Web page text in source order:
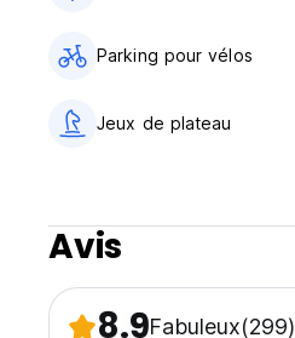
Parking pour vélos
Jeux de plateau
Avis
8.9Fabuleux(299)